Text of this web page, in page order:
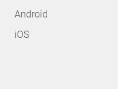
Android
iOS